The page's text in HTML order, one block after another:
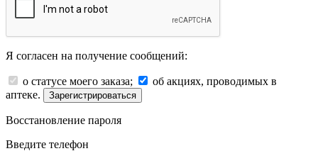
Я согласен на получение сообщений:
о статусе моего заказа;
об акциях, проводимых в
аптеке.
Зарегистрироваться
Восстановление пароля
Введите телефон